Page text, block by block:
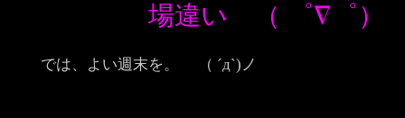
場違い （ ゜∇゜）
では、よい週末を。 （ ´д`)ノ